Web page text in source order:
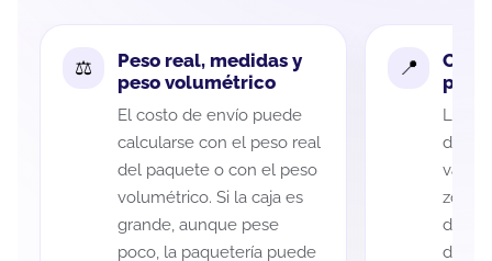
Peso real, medidas y
peso volumétrico
El costo de envío puede
calcularse con el peso real
del paquete o con el peso
volumétrico. Si la caja es
grande, aunque pese
poco, la paquetería puede
La
de
variar
zona
de
de